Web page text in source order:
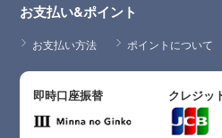
お支払い&ポイント
お支払い方法 ポイントについて
即時口座振替 クレジッ